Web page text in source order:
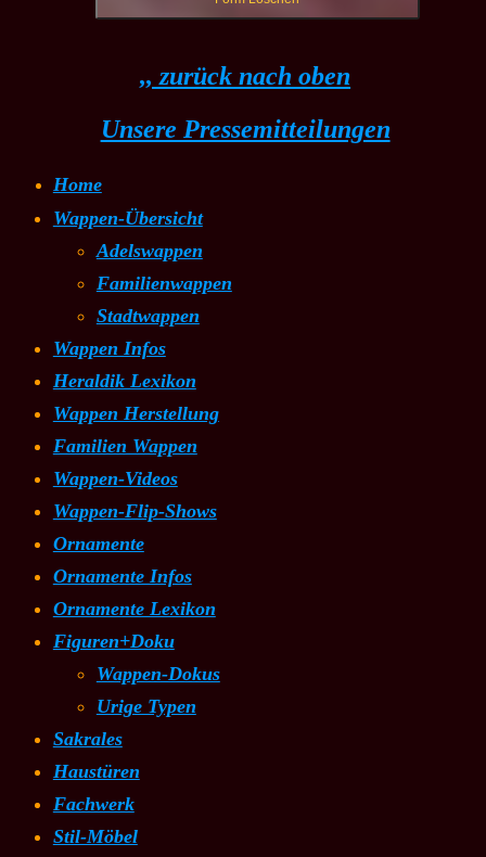
,, zurück nach oben
Unsere Pressemitteilungen
Home
Wappen-Übersicht
Adelswappen
Familienwappen
Stadtwappen
Wappen Infos
Heraldik Lexikon
Wappen Herstellung
Familien Wappen
Wappen-Videos
Wappen-Flip-Shows
Ornamente
Ornamente Infos
Ornamente Lexikon
Figuren+Doku
Wappen-Dokus
Urige Typen
Sakrales
Haustüren
Fachwerk
Stil-Möbel